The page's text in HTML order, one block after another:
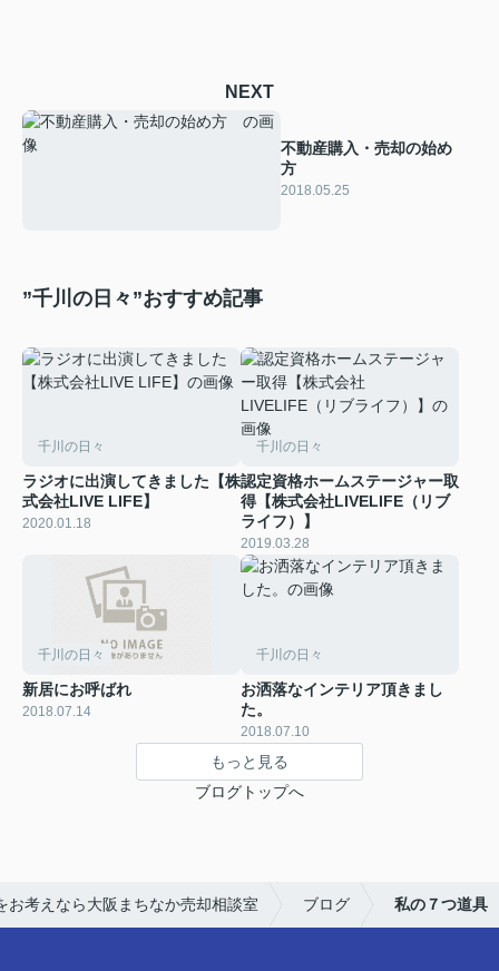
NEXT
不動産購入・売却の始め
方
2018.05.25
”千川の日々”おすすめ記事
千川の日々
ラジオに出演してきました【株
式会社LIVE LIFE】
2020.01.18
千川の日々
認定資格ホームステージャー取
得【株式会社LIVELIFE（リブ
ライフ）】
2019.03.28
千川の日々
新居にお呼ばれ
2018.07.14
千川の日々
お洒落なインテリア頂きまし
た。
2018.07.10
もっと見る
ブログトップへ
お考えなら大阪まちなか売却相談室 ブログ 私の７つ道具